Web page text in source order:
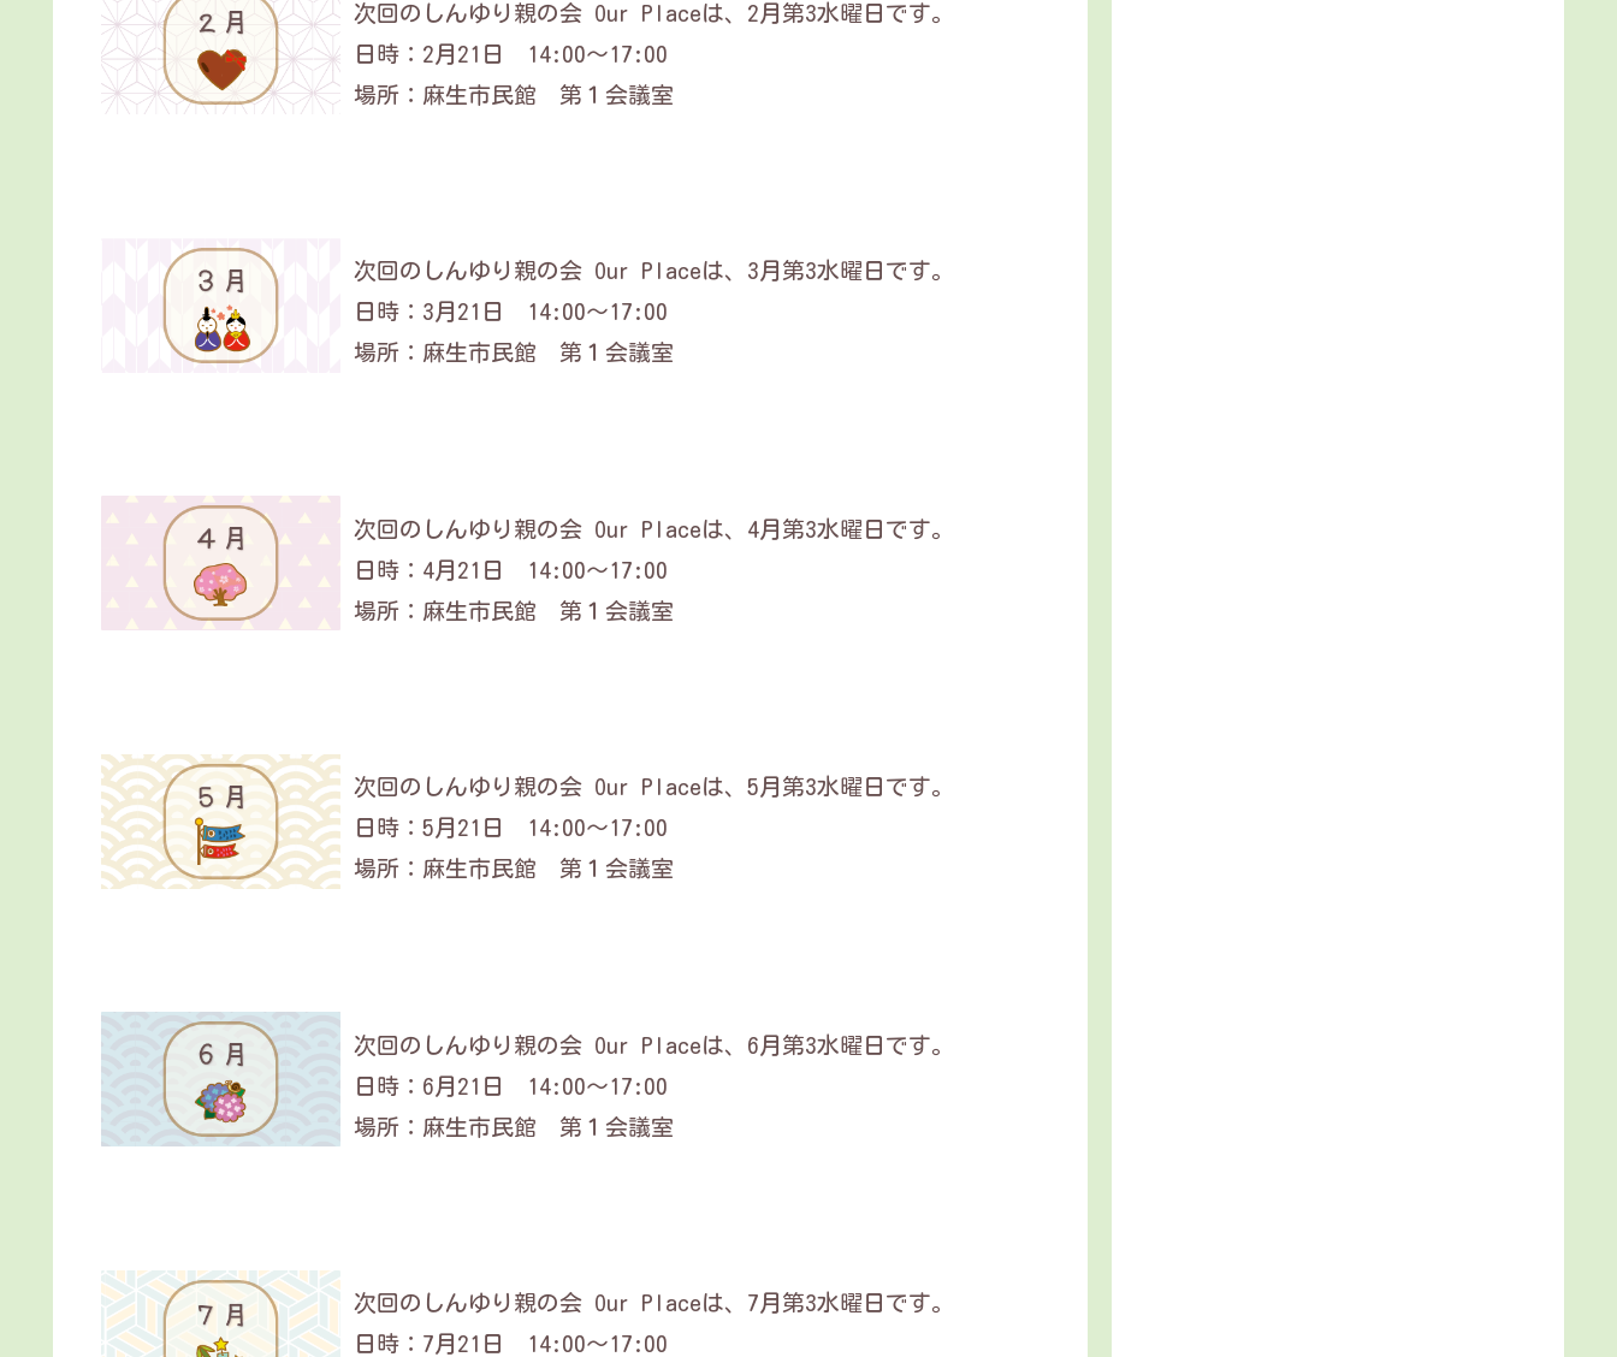
次回のしんゆり親の会 Our Placeは、2月第3水曜日です。
日時：2月21日 14:00～17:00
場所：麻生市民館 第１会議室
次回のしんゆり親の会 Our Placeは、3月第3水曜日です。
日時：3月21日 14:00～17:00
場所：麻生市民館 第１会議室
次回のしんゆり親の会 Our Placeは、4月第3水曜日です。
日時：4月21日 14:00～17:00
場所：麻生市民館 第１会議室
次回のしんゆり親の会 Our Placeは、5月第3水曜日です。
日時：5月21日 14:00～17:00
場所：麻生市民館 第１会議室
次回のしんゆり親の会 Our Placeは、6月第3水曜日です。
日時：6月21日 14:00～17:00
場所：麻生市民館 第１会議室
次回のしんゆり親の会 Our Placeは、7月第3水曜日です。
日時：7月21日 14:00～17:00